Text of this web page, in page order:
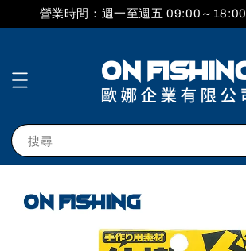
營業時間：週一至週五 09:00～18:00
搜尋